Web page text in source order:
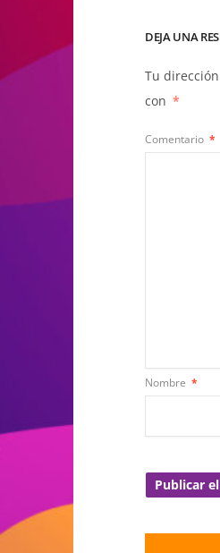
DEJA UNA
Tu
con *
Comentario *
Nombre *